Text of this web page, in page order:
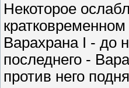
Некоторое
Варахрана I - до
последнего -
против него